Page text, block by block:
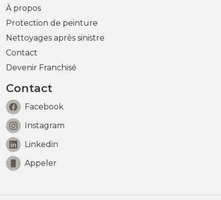
À propos
Protection de peinture
Nettoyages après sinistre
Contact
Devenir Franchisé
Contact
Facebook
Instagram
Linkedin
Appeler